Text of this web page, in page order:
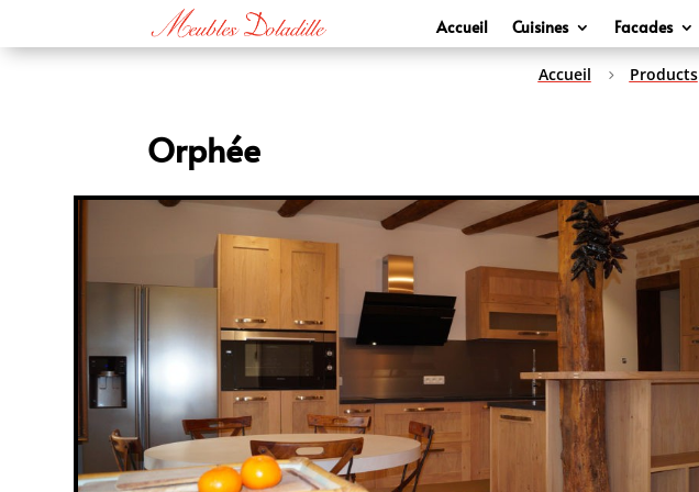
Accueil Cuisines Facades
Accueil 5 Products
Orphée